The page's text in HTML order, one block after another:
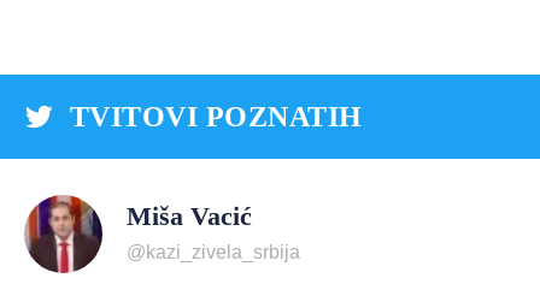
TVITOVI POZNATIH
Miša Vacić
@kazi_zivela_srbija